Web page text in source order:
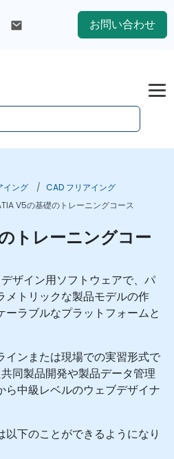
お問い合わせ
イング
CAD フリアイング
V5の基礎のトレーニングコース
トレーニングコー
ザイン用ソフトウェアで、パ
メトリックな製品モデルの作
ラブルなプラットフォームと
インまたは現場での実習形式で
同製品開発や製品データ管理
ら中級レベルのウェブデザイナ
下のことができるようになり